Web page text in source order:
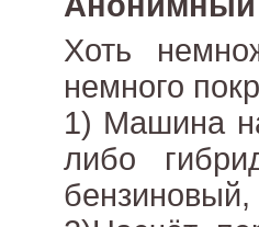
Хоть
немного
1) Машина
либо
бензиновый,